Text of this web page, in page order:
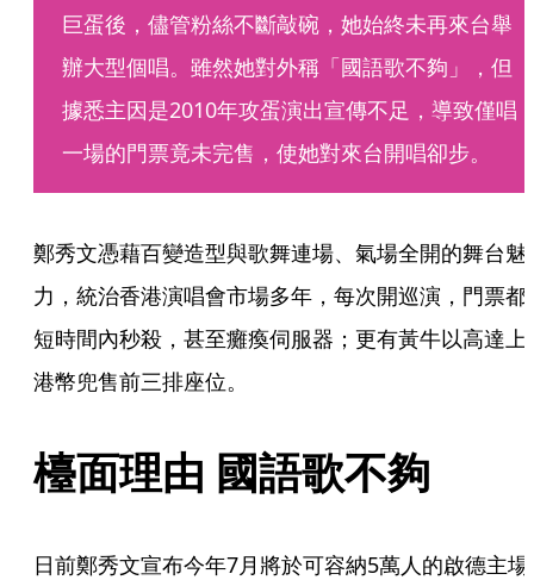
巨蛋後，儘管粉絲不斷敲碗，她始終未再來台舉
辦大型個唱。雖然她對外稱「國語歌不夠」，但
據悉主因是2010年攻蛋演出宣傳不足，導致僅唱
一場的門票竟未完售，使她對來台開唱卻步。
鄭秀文憑藉百變造型與歌舞連場、氣場全開的舞台魅
力，統治香港演唱會市場多年，每次開巡演，門票都
短時間內秒殺，甚至癱瘓伺服器；更有黃牛以高達上
港幣兜售前三排座位。
檯面理由 國語歌不夠
日前鄭秀文宣布今年7月將於可容納5萬人的啟德主場